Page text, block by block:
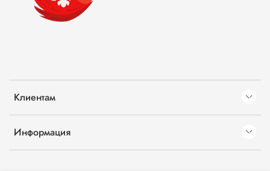
Клиентам
Информация